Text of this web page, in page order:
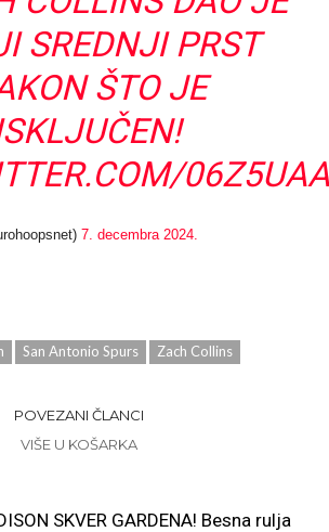
SREDNJI PRST
ŠTO JE
7. decembra 2024.
San Antonio Spurs Zach Collins
POVEZANI ČLANCI
VIŠE U KOŠARKA
SKVER GARDENA! Besna rulja